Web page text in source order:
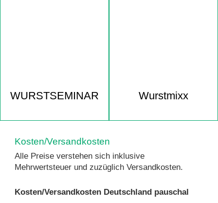
WURST­SEMINAR Wurstmixx
Kosten/Versandkosten
Alle Preise verstehen sich inklusive
Mehrwertsteuer und zuzüglich Versandkosten.
Kosten/Versandkosten Deutschland pauschal